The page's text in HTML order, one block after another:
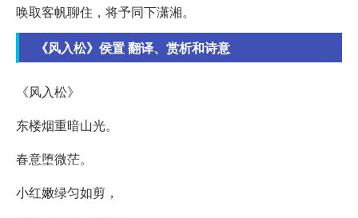
唤取客帆聊住，将予同下潇湘。
《风入松》侯置 翻译、赏析和诗意
《风入松》
东楼烟重暗山光。
春意堕微茫。
小红嫩绿匀如剪，